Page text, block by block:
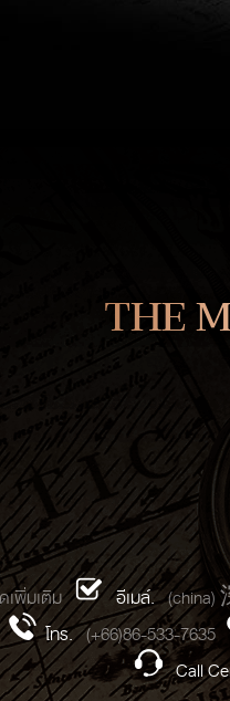
THE
เพิ่มเติม อีเมล์.
โทร. (+66)86-533-7635
Call